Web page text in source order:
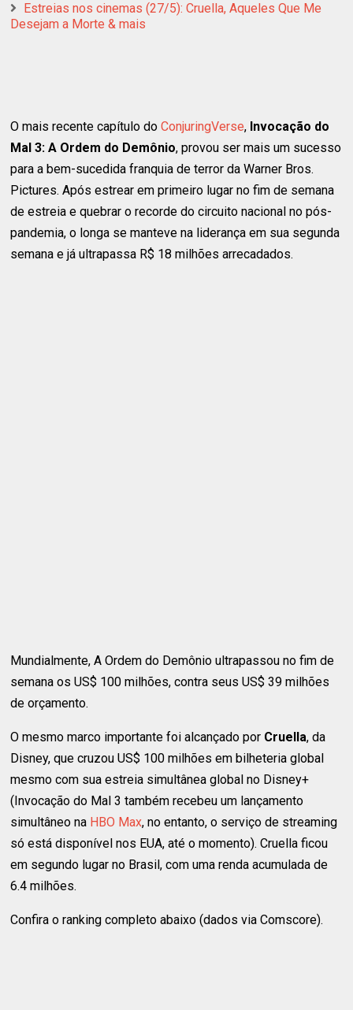
Estreias nos cinemas (27/5): Cruella, Aqueles Que Me
Desejam a Morte & mais
O mais recente capítulo doConjuringVerse, Invocação do
Mal 3: A Ordem do Demônio, provou ser mais um sucesso
para a bem-sucedida franquia de terror da Warner Bros.
Pictures. Após estrear em primeiro lugar no fim de semana
de estreia e quebrar o recorde do circuito nacional no pós-
pandemia, o longa se manteve na liderança em sua segunda
semana e já ultrapassa R$ 18 milhões arrecadados.
Mundialmente, A Ordem do Demônio ultrapassou no fim de
semana os US$ 100 milhões, contra seus US$ 39 milhões
de orçamento.
O mesmo marco importante foi alcançado por Cruella, da
Disney, que cruzou US$ 100 milhões em bilheteria global
mesmo com sua estreia simultânea global no Disney+
(Invocação do Mal 3 também recebeu um lançamento
simultâneo na HBO Max, no entanto, o serviço de streaming
só está disponível nos EUA, até o momento). Cruella ficou
em segundo lugar no Brasil, com uma renda acumulada de
6.4 milhões.
Confira o ranking completo abaixo (dados via Comscore).